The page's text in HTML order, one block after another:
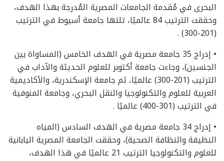
البحرى في مُقدمة الجامعات المصرية المُدرجة بهذا الهدف،
وحققت الترتيب 84 عالميًا، تلتها جامعة أسيوط في الترتيب
(201-300) .
• إدراج 35 جامعة مصرية في الهدف الخامس (المساواة بين
الجنسين)، وجاءت جامعة أكتوبر للعلوم الحديثة والآداب في
الترتيب (201-300) عالميًا، ثم جامعة الإسكندرية، والأكاديمية
العربية للعلوم والتكنولوجيا والنقل البحري، وجامعة المنوفية
في الترتيب (301-400) عالميًا .
• إدراج 34 جامعة مصرية في الهدف السادس (المياه
النظيفة والنظافة الصحية)، وحققت الجامعة المصرية اليابانية
للعلوم والتكنولوجيا الترتيب 21 عالميًا في هذا الهدف،